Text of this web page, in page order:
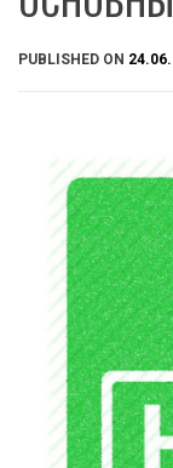
PUBLISHED ON